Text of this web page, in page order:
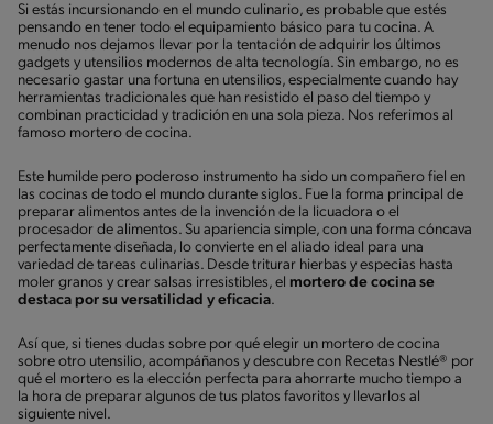
Si estás incursionando en el mundo culinario, es probable que estés
pensando en tener todo el equipamiento básico para tu cocina. A
menudo nos dejamos llevar por la tentación de adquirir los últimos
gadgets y utensilios modernos de alta tecnología. Sin embargo, no es
necesario gastar una fortuna en utensilios, especialmente cuando hay
herramientas tradicionales que han resistido el paso del tiempo y
combinan practicidad y tradición en una sola pieza. Nos referimos al
famoso mortero de cocina.
Este humilde pero poderoso instrumento ha sido un compañero fiel en
las cocinas de todo el mundo durante siglos. Fue la forma principal de
preparar alimentos antes de la invención de la licuadora o el
procesador de alimentos. Su apariencia simple, con una forma cóncava
perfectamente diseñada, lo convierte en el aliado ideal para una
variedad de tareas culinarias. Desde triturar hierbas y especias hasta
moler granos y crear salsas irresistibles, el mortero de cocina se
destaca por su versatilidad y eficacia.
Así que, si tienes dudas sobre por qué elegir un mortero de cocina
sobre otro utensilio, acompáñanos y descubre con Recetas Nestlé® por
qué el mortero es la elección perfecta para ahorrarte mucho tiempo a
la hora de preparar algunos de tus platos favoritos y llevarlos al
siguiente nivel.